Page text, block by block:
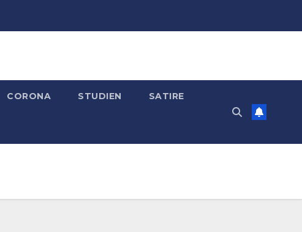
CORONA STUDIEN SATIRE